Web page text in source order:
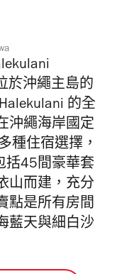
於沖繩主島的
的全
沖繩海岸國定
種住宿選擇，
括45間豪華套
山而建，充分
點是所有房間
藍天與細白沙